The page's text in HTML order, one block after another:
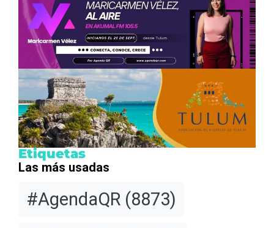
Etiquetas
Las más usadas
#AgendaQR (8873)